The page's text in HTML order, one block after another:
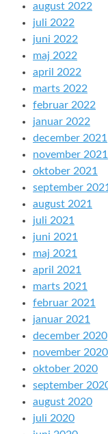
august 2022
juli 2022
juni 2022
maj 2022
april 2022
marts 2022
februar 2022
januar 2022
december 2021
november 2021
oktober 2021
september
august 2021
juli 2021
juni 2021
maj 2021
april 2021
marts 2021
februar 2021
januar 2021
december 2020
november 2020
oktober 2020
september
august 2020
juli 2020